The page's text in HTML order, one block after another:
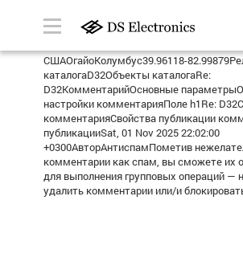
СШАОгайоКолумбус39.96118-
каталогаD32Объекты каталогаRe:
D32КомментарийОсновные
настройки комментарияПоле h1Re:
комментарияСвойства публикации
публикацииSat, 01 Nov 2025 22:02:00
+0300АвторАнтиспамПометив
комментарии как спам, вы сможете их
для выполнения групповых операций —
удалить комментарии или/и